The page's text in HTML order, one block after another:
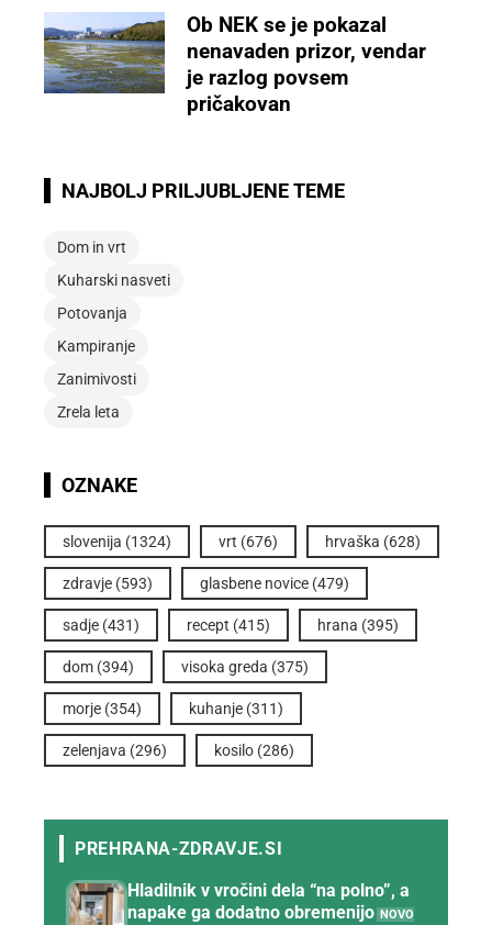
Ob NEK se je pokazal
nenavaden prizor, vendar
je razlog povsem
pričakovan
NAJBOLJ PRILJUBLJENE TEME
Dom in vrt
Kuharski nasveti
Potovanja
Kampiranje
Zanimivosti
Zrela leta
OZNAKE
slovenija (1324) vrt (676) hrvaška (628)
zdravje (593) glasbene novice (479)
sadje (431) recept (415) hrana (395)
dom (394) visoka greda (375)
morje (354) kuhanje (311)
zelenjava (296) kosilo (286)
Hladilnik v vročini dela “na polno”, a
napake ga dodatno obremenijo